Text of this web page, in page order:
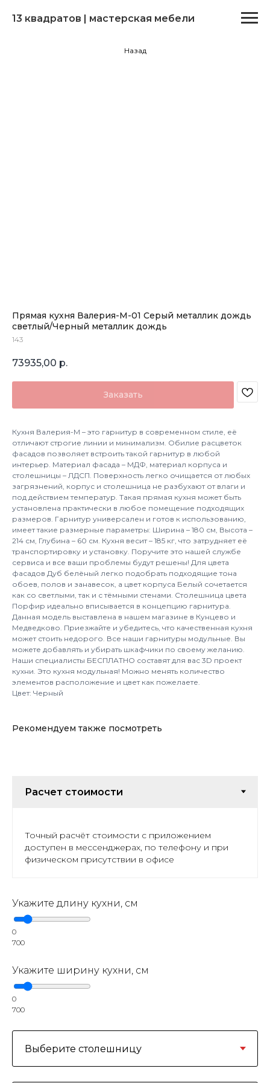
13 квадратов | мастерская мебели
Назад
Прямая кухня Валерия-М-01 Серый металлик дождь
светлый/Черный металлик дождь
143
73935,00 р.
Заказать
Кухня Валерия-М – это гарнитур в современном стиле, её
отличают строгие линии и минимализм. Обилие расцветок
фасадов позволяет встроить такой гарнитур в любой
интерьер. Материал фасада – МДФ, материал корпуса и
столешницы – ЛДСП. Поверхность легко очищается от любых
загрязнений, корпус и столешница не разбухают от влаги и
под действием температур. Такая прямая кухня может быть
установлена практически в любое помещение подходящих
размеров. Гарнитур универсален и готов к использованию,
имеет такие размерные параметры: Ширина – 180 см, Высота –
214 см, Глубина – 60 см. Кухня весит – 185 кг, что затрудняет её
транспортировку и установку. Поручите это нашей службе
сервиса и все ваши проблемы будут решены! Для цвета
фасадов Дуб белёный легко подобрать подходящие тона
обоев, полов и занавесок, а цвет корпуса Белый сочетается
как со светлыми, так и с тёмными стенами. Столешница цвета
Порфир идеально вписывается в концепцию гарнитура.
Данная модель выставлена в нашем магазине в Кунцево и
Медведково. Приезжайте и убедитесь, что качественная кухня
может стоить недорого. Все наши гарнитуры модульные. Вы
можете добавлять и убирать шкафчики по своему желанию.
Наши специалисты БЕСПЛАТНО составят для вас 3D проект
кухни. Это кухня модульная! Можно менять количество
элементов расположение и цвет как пожелаете.
Цвет: Черный
Рекомендуем также посмотреть
Точный расчёт стоимости с приложением
доступен в мессенджерах, по телефону и при
физическом присутствии в офисе
Укажите длину кухни, см
0
700
Укажите ширину кухни, см
0
700